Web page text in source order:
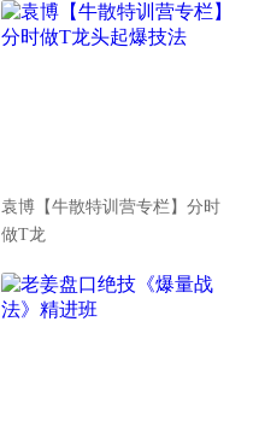
袁博【牛散特训营专栏】分时
做T龙